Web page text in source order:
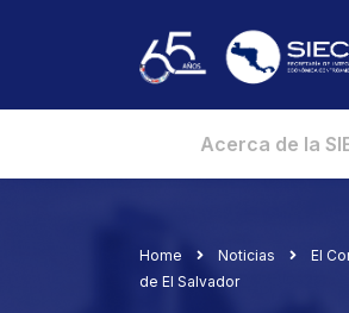
Acerca de la
Home Noticias
El
de El Salvador